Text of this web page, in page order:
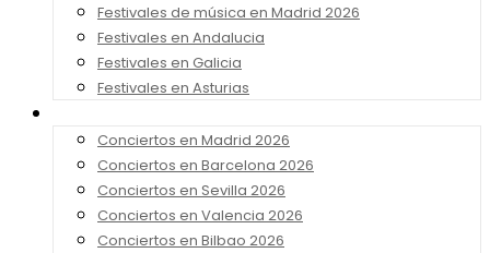
Festivales de música en Madrid 2026
Festivales en Andalucia
Festivales en Galicia
Festivales en Asturias
Conciertos en Madrid 2026
Conciertos en Barcelona 2026
Conciertos en Sevilla 2026
Conciertos en Valencia 2026
Conciertos en Bilbao 2026